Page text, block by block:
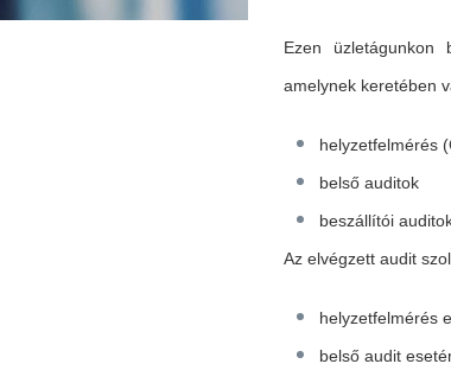
Ezen üzletágunkon
amelynek keretében
helyzetfelmérés
belső auditok
beszállítói
Az elvégzett audit
helyzetfelmérés
belső audit